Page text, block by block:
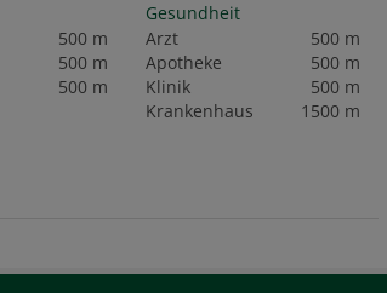
500 m
500 m
500 m
Gesundheit
Arzt
500 m
Apotheke
500 m
Klinik
500 m
Krankenhaus
1500 m